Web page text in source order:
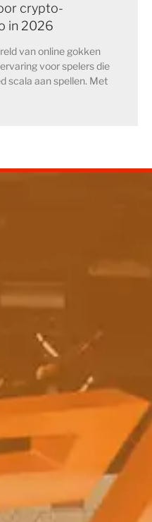
crypto-
in 2026
van online gokken
voor spelers die
scala aan spellen. Met